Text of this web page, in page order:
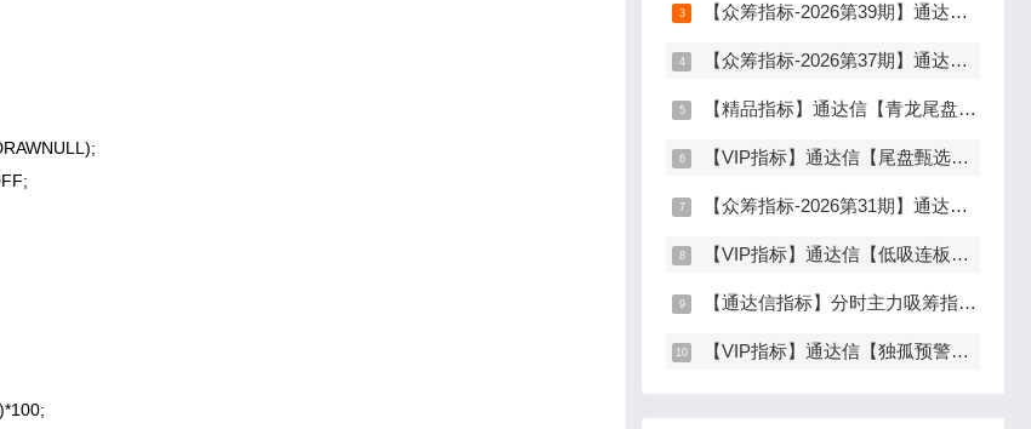
【众筹指标-2026第39期】通达信【山河星池】指标，主图、副图、选股，中短线趋势拐点与量能异动突破，信号少而精，手机电脑通达信通用
【众筹指标-2026第37期】通达信【谛听竞价】指标，副图排序、选股，原价5980元的早盘竞价指标，可回测历史数据，信号全天不变，开放源码可永久使用，手机电脑通达信通用
【精品指标】通达信【青龙尾盘】指标，副图排序，分时主图，排序潜伏，次日套利，信号可回看，超短策略，仅限电脑通达信使用
【VIP指标】通达信【尾盘甄选排序】指标，副图排序，短线打造的尾盘战法，今买明卖超短战法，信号可回测，仅限电脑通达信使用
【众筹指标-2026第31期】通达信【行业板块联动】指标，主图、选股，精准捕捉板块行情，分清龙头补涨规避回落，无未来函数，仅支持电脑通达信
【VIP指标】通达信【低吸连板前】指标，主图、副图、选股，埋伏连板前的节点，信号不漂移，手机电脑通达信通用
【通达信指标】分时主力吸筹指标公式，分时量中显主力（分时副图）
【VIP指标】通达信【独孤预警】指标，副图、选股，码力金矿独创趋势企稳预警，无未来函数，手机电脑通达信通用